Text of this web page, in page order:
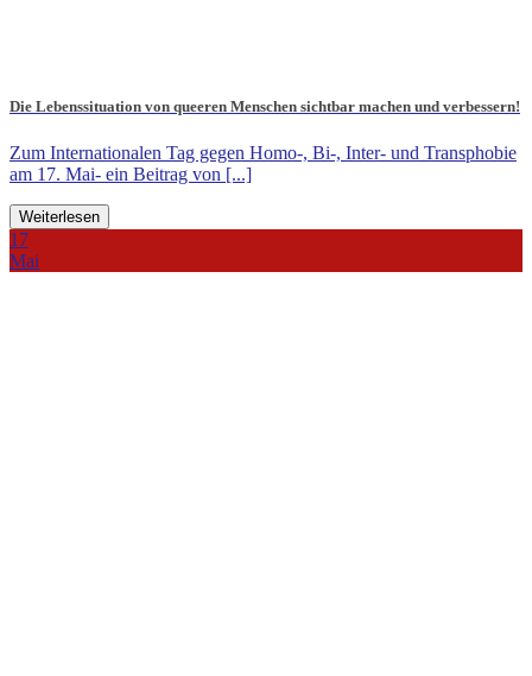
Die Lebenssituation von queeren Menschen sichtbar machen und verbessern!
Zum Internationalen Tag gegen Homo-, Bi-, Inter- und Transphobie
am 17. Mai- ein Beitrag von [...]
Weiterlesen
17
Mai